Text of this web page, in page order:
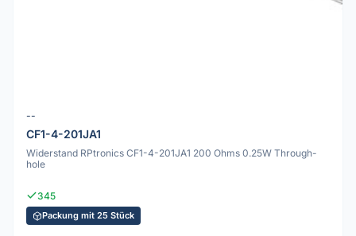
--
CF1-4-201JA1
Widerstand RPtronics CF1-4-201JA1 200 Ohms 0.25W Through-
hole
345
Packung mit 25 Stück